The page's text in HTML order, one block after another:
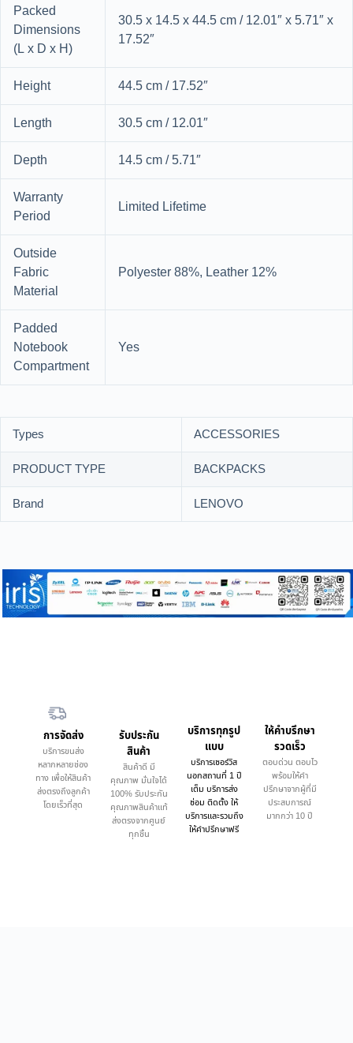
Packed
Dimensions
(L x D x H)
30.5 x 14.5 x 44.5 cm / 12.01″ x 5.71″ x
17.52″
Height
44.5 cm / 17.52″
Length
30.5 cm / 12.01″
Depth
14.5 cm / 5.71″
Warranty
Period
Limited Lifetime
Outside
Fabric
Material
Polyester 88%, Leather 12%
Padded
Notebook
Compartment
Yes
Types
ACCESSORIES
PRODUCT TYPE
BACKPACKS
Brand
LENOVO
การจัดส่ง
บริการขนส่ง
หลากหลายช่อง
ทาง เพื่อให้สินค้า
ส่งตรงถึงลูกค้า
โดยเร็วที่สุด
รับประกัน
สินค้า
สินค้าดี มี
คุณภาพ มั่นใจได้
100% รับประกัน
คุณภาพสินค้าแท้
ส่งตรงจากศูนย์
ทุกชิ้น
บริการทุกรูป
แบบ
บริการเซอร์วิส
นอกสถานที่ 1 ปี
เต็ม บริการส่ง
ซ่อม ติดตั้ง ให้
บริการและรวมถึง
ให้คำปรึกษาฟรี
ให้คำบรึกษา
รวดเร็ว
ตอบด่วน ตอบไว
พร้อมให้คำ
ปรึกษาจากผู้ที่มี
ประสบการณ์
มากกว่า 10 ปี